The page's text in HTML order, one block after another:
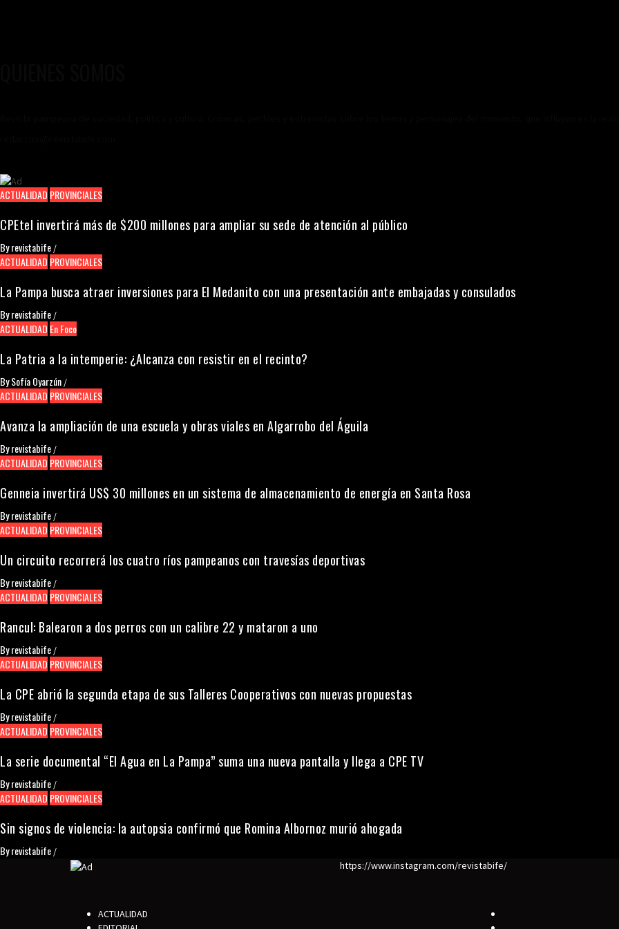
ACTUALIDAD PROVINCIALES
CPEtel invertirá más de $200 millones para ampliar su sede de atención al público
Byrevistabife /
ACTUALIDAD PROVINCIALES
La Pampa busca atraer inversiones para El Medanito con una presentación ante embajadas y consulados
Byrevistabife /
ACTUALIDAD En Foco
La Patria a la intemperie: ¿Alcanza con resistir en el recinto?
BySofía Oyarzún /
ACTUALIDAD PROVINCIALES
Avanza la ampliación de una escuela y obras viales en Algarrobo del Águila
Byrevistabife /
ACTUALIDAD PROVINCIALES
Genneia invertirá US$ 30 millones en un sistema de almacenamiento de energía en Santa Rosa
Byrevistabife /
ACTUALIDAD PROVINCIALES
Un circuito recorrerá los cuatro ríos pampeanos con travesías deportivas
Byrevistabife /
ACTUALIDAD PROVINCIALES
Rancul: Balearon a dos perros con un calibre 22 y mataron a uno
Byrevistabife /
ACTUALIDAD PROVINCIALES
La CPE abrió la segunda etapa de sus Talleres Cooperativos con nuevas propuestas
Byrevistabife /
ACTUALIDAD PROVINCIALES
La serie documental “El Agua en La Pampa” suma una nueva pantalla y llega a CPE TV
Byrevistabife /
ACTUALIDAD PROVINCIALES
Sin signos de violencia: la autopsia confirmó que Romina Albornoz murió ahogada
Byrevistabife /
https://www.instagram.com/revistabife/
ACTUALIDAD